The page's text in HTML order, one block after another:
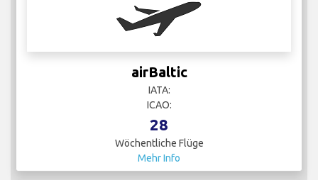
airBaltic
IATA:
ICAO:
28
Wöchentliche Flüge
Mehr Info